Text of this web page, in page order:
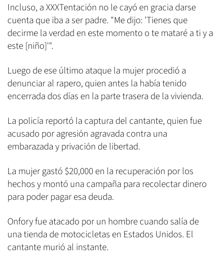
Incluso, a XXXTentación no le cayó en gracia darse
cuenta que iba a ser padre. "Me dijo: 'Tienes que
decirme la verdad en este momento o te mataré a ti y a
este [niño]'".
Luego de ese último ataque la mujer procedió a
denunciar al rapero, quien antes la había tenido
encerrada dos días en la parte trasera de la vivienda.
La policía reportó la captura del cantante, quien fue
acusado por agresión agravada contra una
embarazada y privación de libertad.
La mujer gastó $20,000 en la recuperación por los
hechos y montó una campaña para recolectar dinero
para poder pagar esa deuda.
Onfory fue atacado por un hombre cuando salía de
una tienda de motocicletas en Estados Unidos. El
cantante murió al instante.